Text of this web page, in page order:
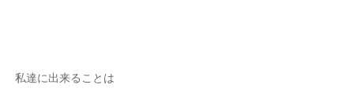
私達に出来ることは